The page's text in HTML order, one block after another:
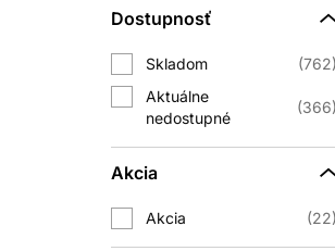
Dostupnosť
Skladom
762
Aktuálne
nedostupné
366
Akcia
Akcia 22